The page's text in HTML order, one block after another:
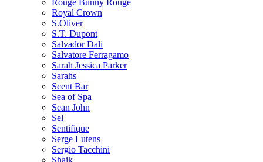
Rouge Bunny Rouge
Royal Crown
S.Oliver
S.T. Dupont
Salvador Dali
Salvatore Ferragamo
Sarah Jessica Parker
Sarahs
Scent Bar
Sea of Spa
Sean John
Sel
Sentifique
Serge Lutens
Sergio Tacchini
Shaik